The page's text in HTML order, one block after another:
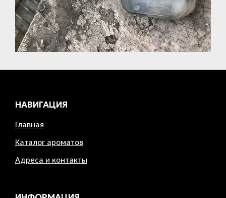
НАВИГАЦИЯ
Главная
Каталог ароматов
Адреса и контакты